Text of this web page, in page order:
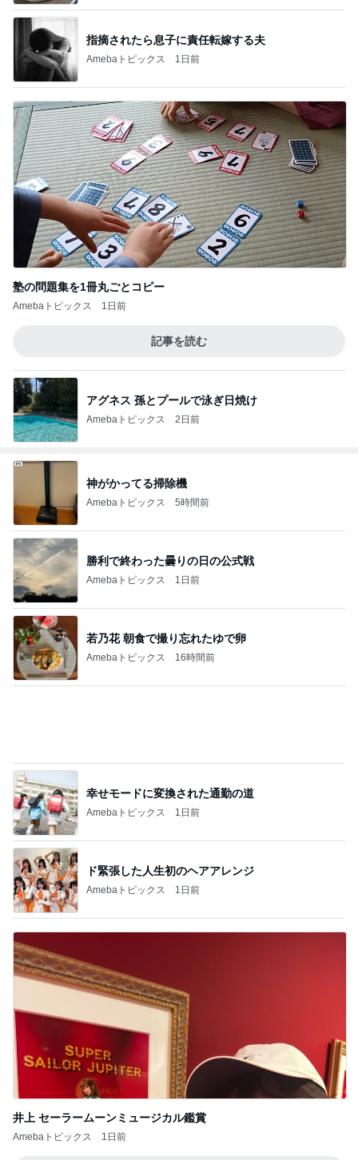
指摘されたら息子に責任転嫁する夫
Amebaトピックス 1日前
塾の問題集を1冊丸ごとコピー
Amebaトピックス 1日前
記事を読む
アグネス 孫とプールで泳ぎ日焼け
Amebaトピックス 2日前
神がかってる掃除機
Amebaトピックス 5時間前
勝利で終わった曇りの日の公式戦
Amebaトピックス 1日前
若乃花 朝食で撮り忘れたゆで卵
Amebaトピックス 16時間前
ド緊張した人生初のヘアアレンジ
Amebaトピックス 1日前
井上 セーラームーンミュージカル鑑賞
Amebaトピックス 1日前
記事を読む